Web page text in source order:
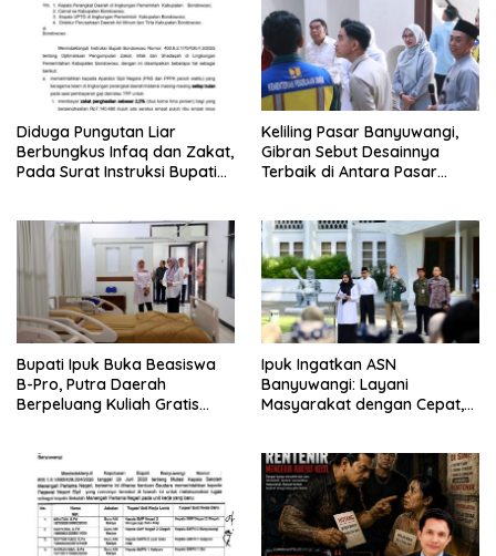
Diduga Pungutan Liar
Berbungkus Infaq dan Zakat,
Pada Surat Instruksi Bupati
Keliling Pasar Banyuwangi,
Gibran Sebut Desainnya
Terbaik di Antara Pasar
Bupati Ipuk Buka Beasiswa
B-Pro, Putra Daerah
Berpeluang Kuliah Gratis
Ipuk Ingatkan ASN
Banyuwangi: Layani
Masyarakat dengan Cepat,